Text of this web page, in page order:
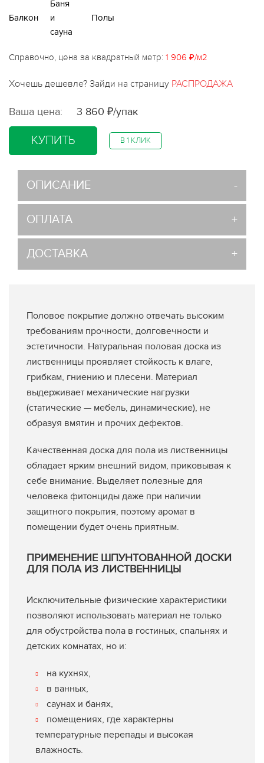
Балкон
Баня
и
сауна
Полы
Справочно, цена за квадратный метр: 1 906 ₽/м2
Хочешь дешевле? Зайди на страницу РАСПРОДАЖА
Ваша цена: 3 860 ₽/упак
КУПИТЬ В 1 КЛИК
ОПИСАНИЕ
ОПЛАТА
ДОСТАВКА
Половое покрытие должно отвечать высоким
требованиям прочности, долговечности и
эстетичности. Натуральная половая доска из
лиственницы проявляет стойкость к влаге,
грибкам, гниению и плесени. Материал
выдерживает механические нагрузки
(статические — мебель, динамические), не
образуя вмятин и прочих дефектов.
Качественная доска для пола из лиственницы
обладает ярким внешний видом, приковывая к
себе внимание. Выделяет полезные для
человека фитонциды даже при наличии
защитного покрытия, поэтому аромат в
помещении будет очень приятным.
ПРИМЕНЕНИЕ ШПУНТОВАННОЙ ДОСКИ
ДЛЯ ПОЛА ИЗ ЛИСТВЕННИЦЫ
Исключительные физические характеристики
позволяют использовать материал не только
для обустройства пола в гостиных, спальнях и
детских комнатах, но и:
на кухнях,
в ванных,
саунах и банях,
помещениях, где характерны
температурные перепады и высокая
влажность.